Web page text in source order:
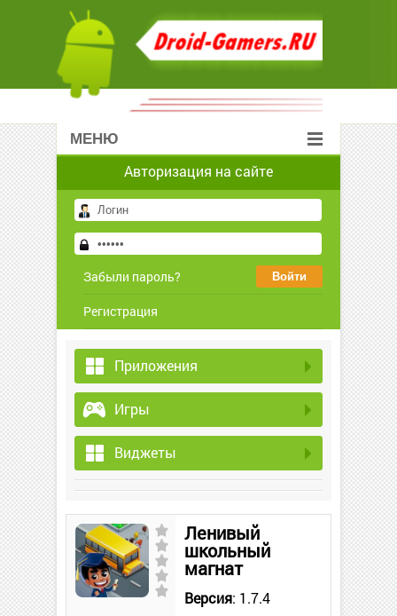
МЕНЮ
Авторизация на сайте
Забыли пароль?
Регистрация
Приложения
Игры
Виджеты
Ленивый
школьный
магнат
Версия: 1.7.4